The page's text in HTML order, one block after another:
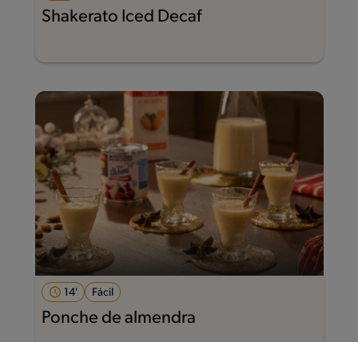
Shakerato Iced Decaf
14' Fácil
Ponche de almendra